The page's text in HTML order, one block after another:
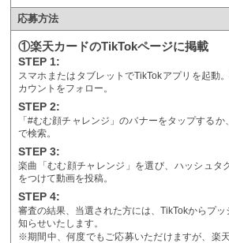
応募方法
①楽天カードのTikTokページに掲載
STEP 1:
スマホまたはタブレットでTikTokアプリを起動。
カウントをフォロー。
STEP 2:
「#むむ顔チャレンジ」のバナーをタップするか
で検索。
STEP 3:
楽曲「むむ顔チャレンジ」を選び、ハッシュタ
をつけて動画を投稿。
STEP 4:
審査の結果、当選された方には、TikTokからプ
知らせいたします。
※期間中、何度でもご応募いただけますが、楽